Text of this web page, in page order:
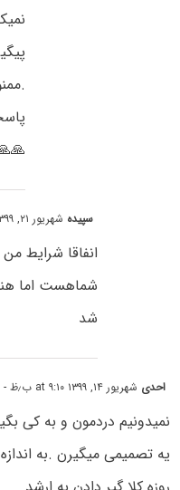
سپیده شهریور ۲۱, ۱۳۹۹ at ۱:۴۴ ب٫ظ
انفاقا شرایط
شماهست اما
شد
احدی شهریور ۱۴, ۱۳۹۹ at ۹:۱۰ ب٫ظ - Reply
نمیدونیم دردمون و به کی
یه تصمیمی میگیرن .به